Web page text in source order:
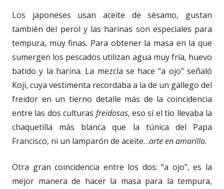
Los japoneses usan aceite de sésamo, gustan
también del perol y las harinas son especiales para
tempura, muy finas. Para obtener la masa en la que
sumergen los pescados utilizan agua muy fría, huevo
batido y la harina. La mezcla se hace “a ojo” señaló
Koji, cuya vestimenta recordaba a la de un gallego del
freidor en un tierno detalle más de la coincidencia
entre las dos culturas freidosas, eso sí el tío llevaba la
chaquetilla más blanca que la túnica del Papa
Francisco, ni un lamparón de aceite…arte en amarillo.
Otra gran coincidencia entre los dos: “a ojo”, es la
mejor manera de hacer la masa para la tempura,